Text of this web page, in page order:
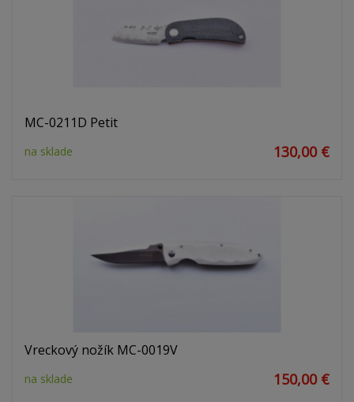
MC-0211D Petit
na sklade 130,00 €
Vreckový nožík MC-0019V
na sklade 150,00 €